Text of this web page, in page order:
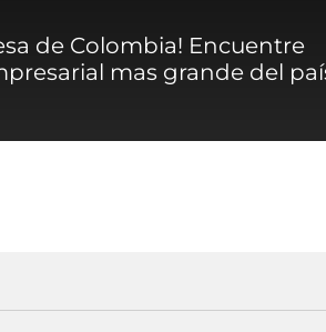
de Colombia! Encuentre
mas grande del